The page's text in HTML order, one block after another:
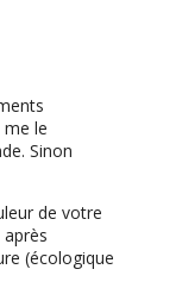
le
Sinon
de votre
(écologique